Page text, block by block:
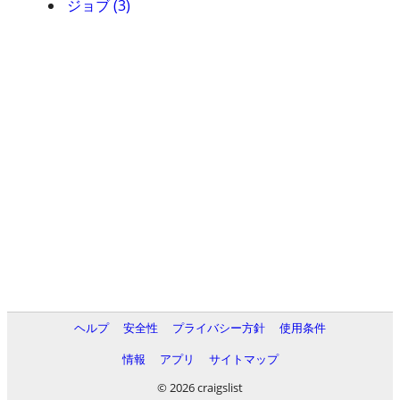
ジョブ (3)
ヘルプ 安全性 プライバシー方針
使用条件
情報
アプリ
サイトマップ
© 2026 craigslist